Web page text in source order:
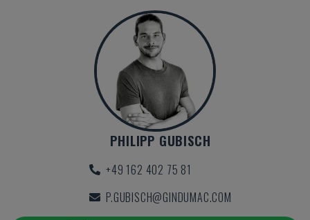
PHILIPP GUBISCH
+49 162 402 75 81
P.GUBISCH@GINDUMAC.COM